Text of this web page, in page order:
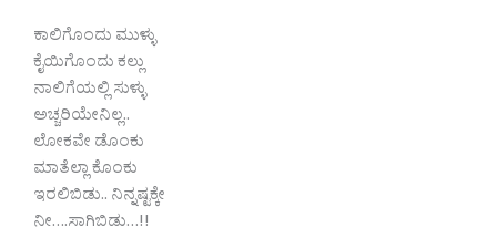
ಕಾಲಿಗೊಂದು ಮುಳ್ಳು
ಕೈಯಿಗೊಂದು ಕಲ್ಲು
ನಾಲಿಗೆಯಲ್ಲಿ ಸುಳ್ಳು
ಅಚ್ಚರಿಯೇನಿಲ್ಲ..
ಲೋಕವೇ ಡೊಂಕು
ಮಾತೆಲ್ಲಾ ಕೊಂಕು
ಇರಲಿಬಿಡು.. ನಿನ್ನಷ್ಟಕ್ಕೇ
ನೀ….ಸಾಗಿಬಿಡು…!!